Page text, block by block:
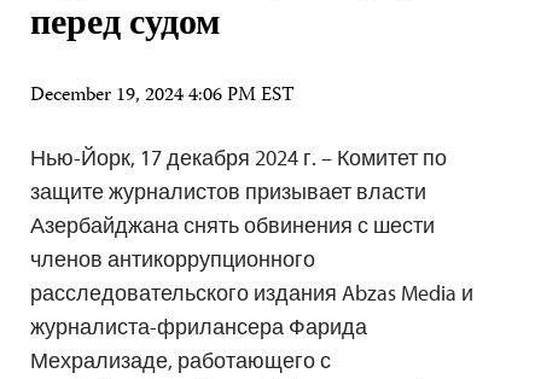
перед судом
December 19, 2024 4:06 PM EST
Нью-Йорк, 17 декабря 2024 г. – Комитет по
защите журналистов призывает власти
Азербайджана снять обвинения с шести
членов антикоррупционного
расследовательского издания Abzas Media и
журналиста-фрилансера Фарида
Мехрализаде, работающего с